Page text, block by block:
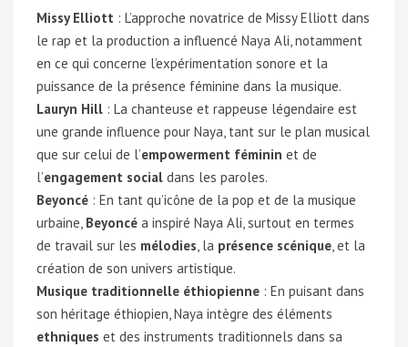
Missy Elliott : L’approche novatrice de Missy Elliott dans
le rap et la production a influencé Naya Ali, notamment
en ce qui concerne l’expérimentation sonore et la
puissance de la présence féminine dans la musique.
Lauryn Hill : La chanteuse et rappeuse légendaire est
une grande influence pour Naya, tant sur le plan musical
que sur celui de l’empowerment féminin et de
l’engagement social dans les paroles.
Beyoncé : En tant qu’icône de la pop et de la musique
urbaine, Beyoncé a inspiré Naya Ali, surtout en termes
de travail sur les mélodies, la présence scénique, et la
création de son univers artistique.
Musique traditionnelle éthiopienne : En puisant dans
son héritage éthiopien, Naya intègre des éléments
ethniques et des instruments traditionnels dans sa